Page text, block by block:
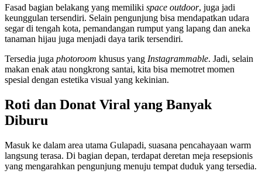
Fasad bagian belakang yang memiliki space outdoor, juga jadi
keunggulan tersendiri. Selain pengunjung bisa mendapatkan udara
segar di tengah kota, pemandangan rumput yang lapang dan aneka
tanaman hijau juga menjadi daya tarik tersendiri.
Tersedia juga photoroom khusus yang Instagrammable. Jadi, selain
makan enak atau nongkrong santai, kita bisa memotret momen
spesial dengan estetika visual yang kekinian.
Roti dan Donat Viral yang Banyak
Diburu
Masuk ke dalam area utama Gulapadi, suasana pencahayaan warm
langsung terasa. Di bagian depan, terdapat deretan meja resepsionis
yang mengarahkan pengunjung menuju tempat duduk yang tersedia.